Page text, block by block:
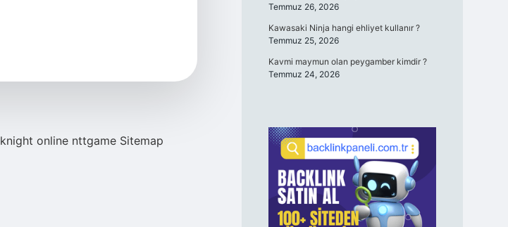
knight online nttgame Sitemap
Temmuz 26, 2026
Kawasaki Ninja hangi ehliyet kullanır ?
Temmuz 25, 2026
Kavmi maymun olan peygamber kimdir ?
Temmuz 24, 2026